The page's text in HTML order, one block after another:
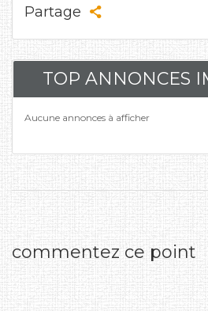
Partage
TOP ANNONCES
Aucune annonces à afficher
commentez ce point